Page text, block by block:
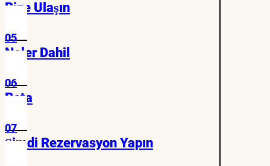
Bize Ulaşın
05
Neler Dahil
06
Rota
07
Şimdi Rezervasyon Yapın